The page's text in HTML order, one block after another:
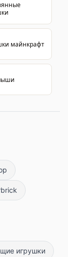
майнкрафт
игрушки